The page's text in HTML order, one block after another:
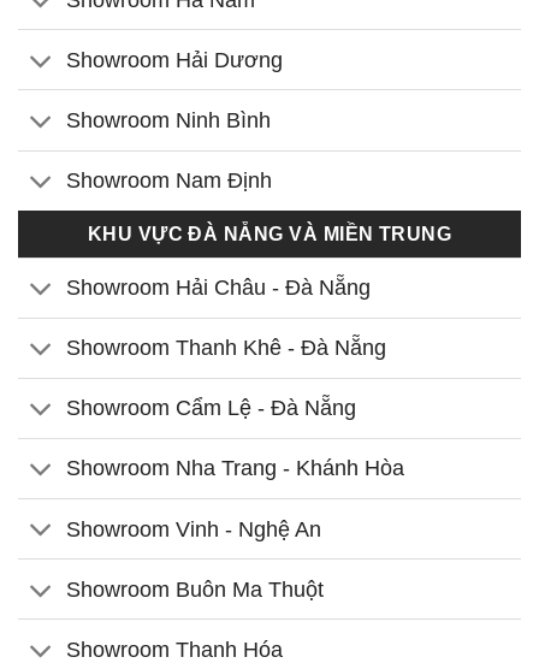
Showroom Hải Dương
Showroom Ninh Bình
Showroom Nam Định
KHU VỰC ĐÀ NẴNG VÀ MIỀN TRUNG
Showroom Hải Châu - Đà Nẵng
Showroom Thanh Khê - Đà Nẵng
Showroom Cẩm Lệ - Đà Nẵng
Showroom Nha Trang - Khánh Hòa
Showroom Vinh - Nghệ An
Showroom Buôn Ma Thuột
Showroom Thanh Hóa